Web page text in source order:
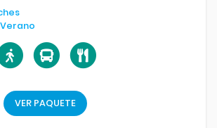
Verano
VER PAQUETE